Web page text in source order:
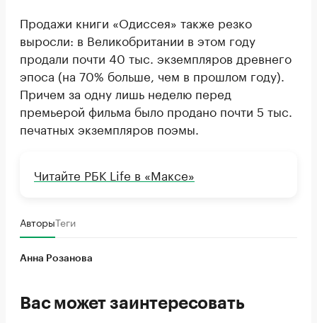
Продажи книги «Одиссея» также резко
выросли: в Великобритании в этом году
продали почти 40 тыс. экземпляров древнего
эпоса (на 70% больше, чем в прошлом году).
Причем за одну лишь неделю перед
премьерой фильма было продано почти 5 тыс.
печатных экземпляров поэмы.
Читайте РБК Life в «Максе»
АвторыТеги
Анна Розанова
Вас может заинтересовать